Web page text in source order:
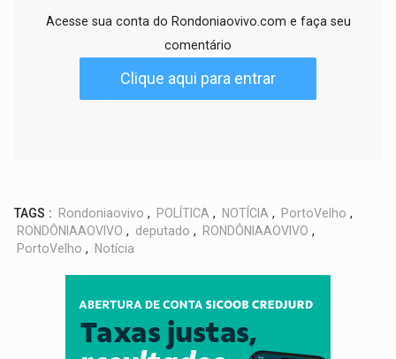
Acesse sua conta do Rondoniaovivo.com e faça seu
comentário
Clique aqui para entrar
TAGS : Rondoniaovivo , POLÍTICA , NOTÍCIA , PortoVelho ,
RONDÔNIAAOVIVO , deputado , RONDÔNIAAOVIVO ,
PortoVelho , Notícia